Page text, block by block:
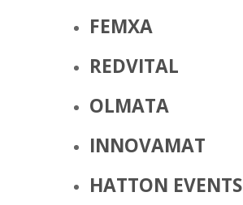
FEMXA
REDVITAL
OLMATA
INNOVAMAT
HATTON EVENTS